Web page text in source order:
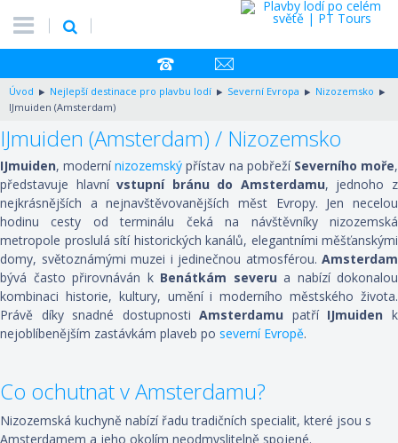
Úvod Nejlepší destinace pro plavbu lodí Severní Evropa
Nizozemsko
IJmuiden (Amsterdam)
IJmuiden (Amsterdam) / Nizozemsko
IJmuiden, modernínizozemský přístav na pobřeží Severního moře,
představuje hlavnívstupní bránu do Amsterdamu, jednoho z
nejkrásnějších a nejnavštěvovanějších měst Evropy. Jen necelou
hodinu cesty od terminálu čeká na návštěvníky nizozemská
metropole proslulá sítí historických kanálů, elegantními měšťanskými
domy, světoznámými muzei i jedinečnou atmosférou. Amsterdam
bývá často přirovnáván k Benátkám severua nabízí dokonalou
kombinaci historie, kultury, umění i moderního městského života.
Právě díky snadné dostupnostiAmsterdamu patří IJmuiden k
nejoblíbenějším zastávkám plaveb po severní Evropě.
Co ochutnat v Amsterdamu?
Nizozemská kuchyně nabízí řadu tradičních specialit, které jsou s
Amsterdamem a jeho okolím neodmyslitelně spojené.